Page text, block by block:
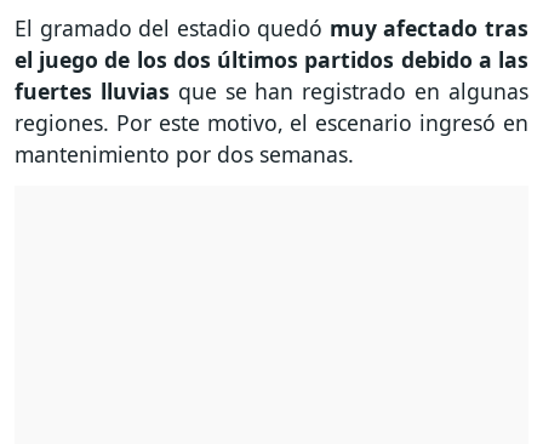
El gramado del estadio quedó muy afectado tras
el juego de los dos últimos partidos debido a las
fuertes lluvias que se han registrado en algunas
regiones. Por este motivo, el escenario ingresó en
mantenimiento por dos semanas.